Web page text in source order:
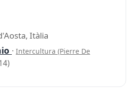
Itàlia
· Intercultura (Pierre De